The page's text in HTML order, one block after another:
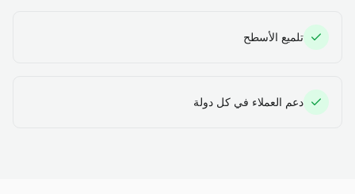
تلميع الأسطح
دعم العملاء في كل دولة